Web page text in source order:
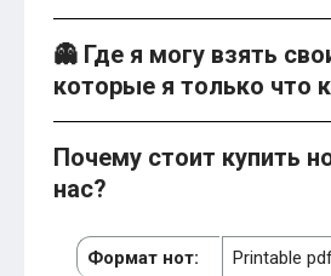
👻 Где я могу взять
которые я только что
Почему стоит купить
нас?
Формат нот: Printable